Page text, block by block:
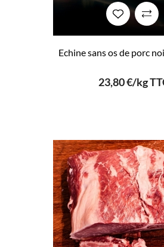
Echine sans os de porc
23,80 €/kg